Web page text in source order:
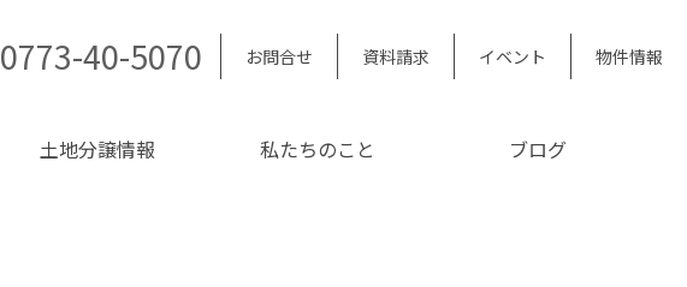
0773-40-5070 お問合せ 資料請求 イベント 物件情報
土地分譲情報 私たちのこと ブログ